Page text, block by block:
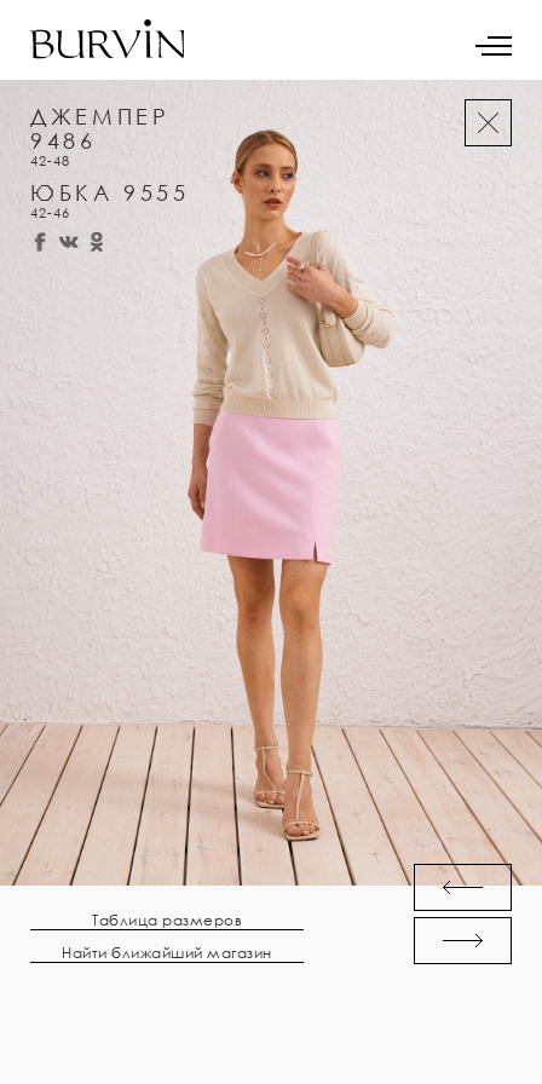
ДЖЕМПЕР
9486
42-48
ЮБКА 9555
42-46
Таблица размеров
Найти ближайший магазин